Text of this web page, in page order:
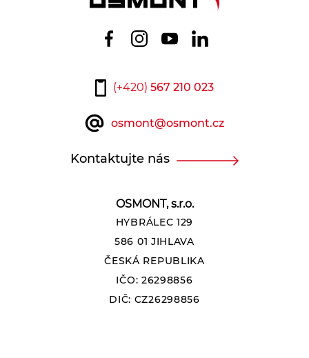
OSMONT, s.r.o.
HYBRÁLEC 129
586 01 JIHLAVA
ČESKÁ REPUBLIKA
IČO: 26298856
DIČ: CZ26298856
(+420) 567 210 023
osmont@osmont.cz
Kontaktujte nás